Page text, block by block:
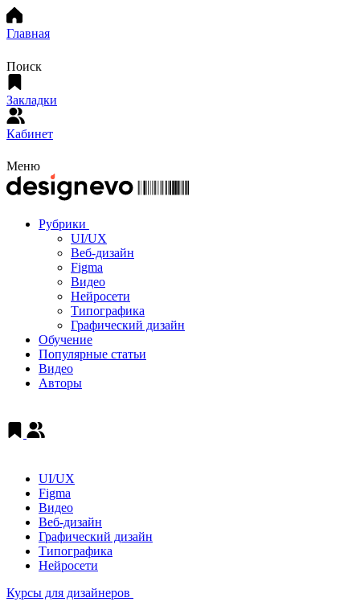
Главная
Поиск
Закладки
Кабинет
Меню
Рубрики
UI/UX
Веб-дизайн
Figma
Видео
Нейросети
Типографика
Графический дизайн
Обучение
Популярные статьи
Видео
Авторы
UI/UX
Figma
Видео
Веб-дизайн
Графический дизайн
Типографика
Нейросети
Курсы для дизайнеров